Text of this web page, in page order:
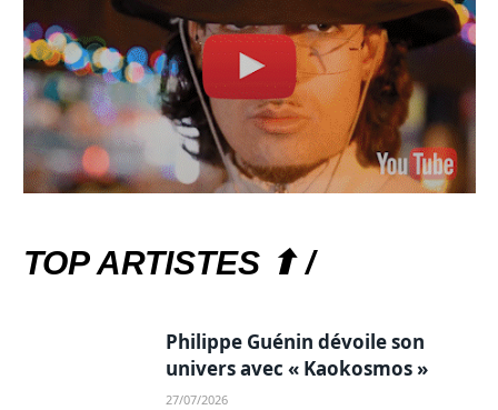
TOP ARTISTES ⬆ /
Philippe Guénin dévoile son
univers avec « Kaokosmos »
27/07/2026